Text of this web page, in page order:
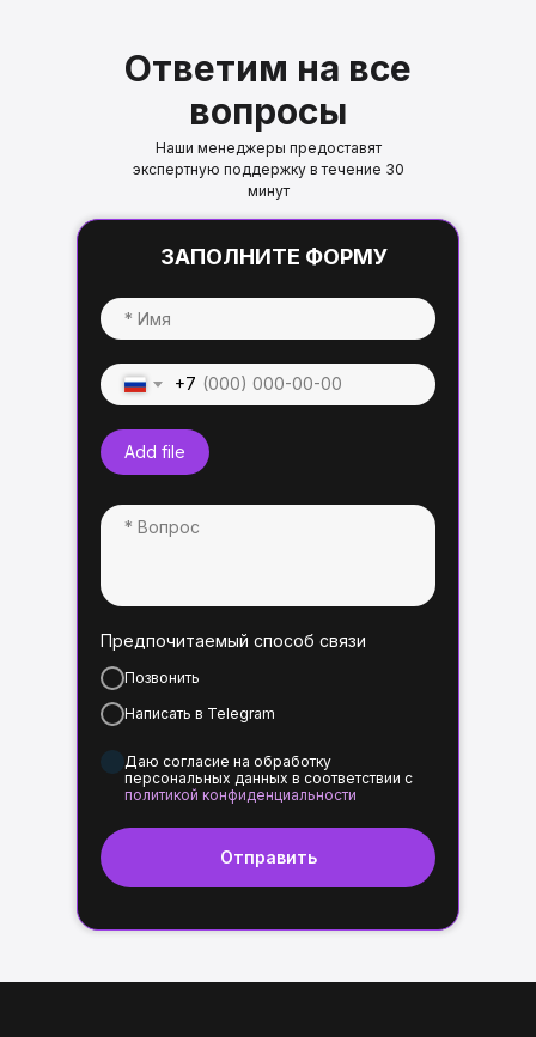
Наши менеджеры предоставят
экспертную поддержку в течение 30
минут
Ответим на все
вопросы
ЗАПОЛНИТЕ ФОРМУ
+7
Add file
Предпочитаемый способ связи
Позвонить
Написать в Telegram
Даю согласие на обработку
персональных данных в соответствии с
политикой конфиденциальности
Отправить